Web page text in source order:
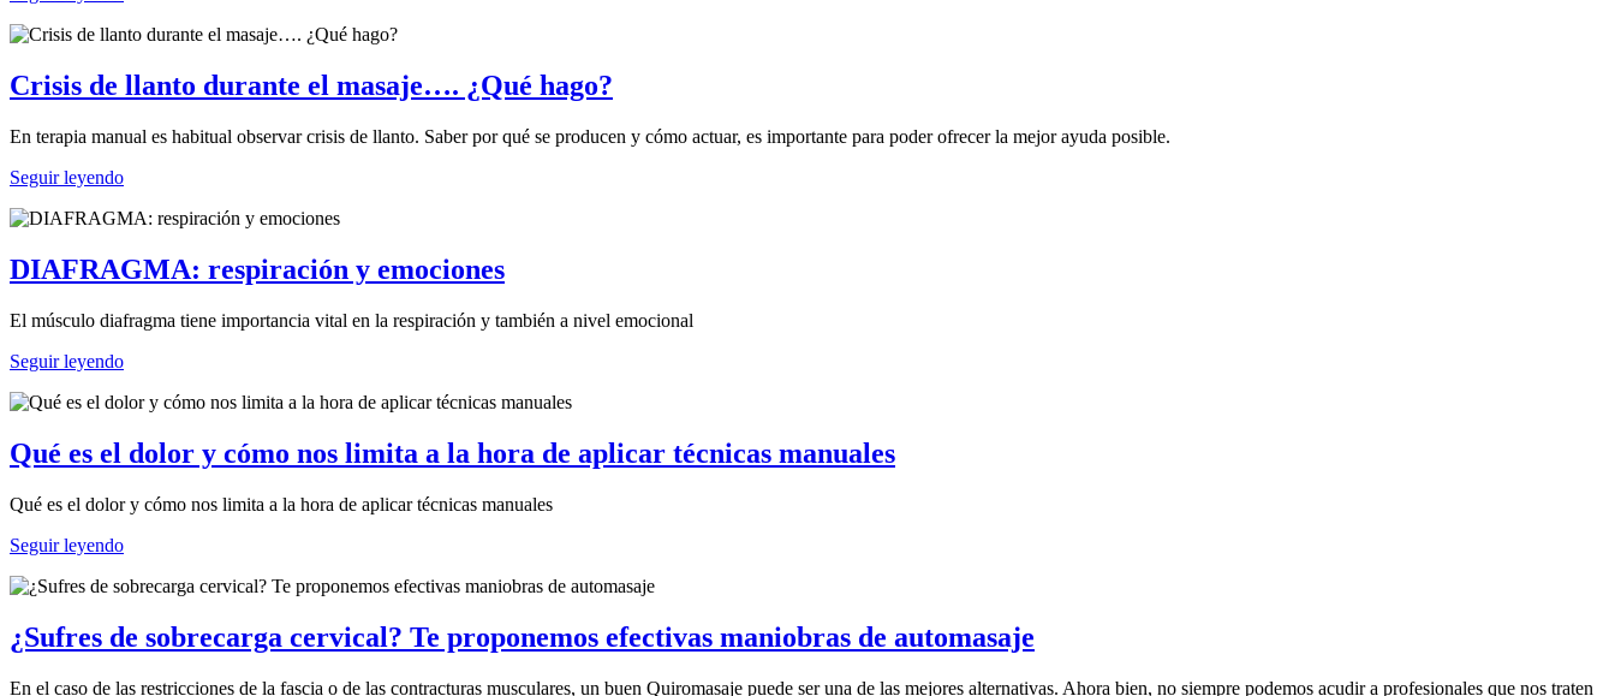
Crisis de llanto durante el masaje…. ¿Qué hago?
En terapia manual es habitual observar crisis de llanto. Saber por qué se producen y cómo actuar, es importante para poder ofrecer la mejor ayuda posible.
Seguir leyendo
DIAFRAGMA: respiración y emociones
El músculo diafragma tiene importancia vital en la respiración y también a nivel emocional
Seguir leyendo
Qué es el dolor y cómo nos limita a la hora de aplicar técnicas manuales
Qué es el dolor y cómo nos limita a la hora de aplicar técnicas manuales
Seguir leyendo
¿Sufres de sobrecarga cervical? Te proponemos efectivas maniobras de automasaje
En el caso de las restricciones de la fascia o de las contracturas musculares, un buen Quiromasaje puede ser una de las mejores alternativas. Ahora bien, no siempre podemos acudir a profesionales que nos traten